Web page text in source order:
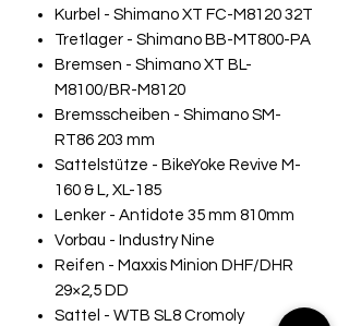
Kurbel - Shimano XT FC-M8120 32T
Tretlager - Shimano BB-MT800-PA
Bremsen - Shimano XT BL-
M8100/BR-M8120
Bremsscheiben - Shimano SM-
RT86 203 mm
Sattelstütze - BikeYoke Revive M-
160 & L, XL-185
Lenker - Antidote 35 mm 810mm
Vorbau - Industry Nine
Reifen - Maxxis Minion DHF/DHR
29×2,5 DD
Sattel - WTB SL8 Cromoly